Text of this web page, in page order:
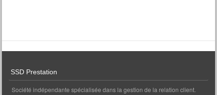
SSD Prestation
Société indépendante spécialisée dans la gestion de la relation client.